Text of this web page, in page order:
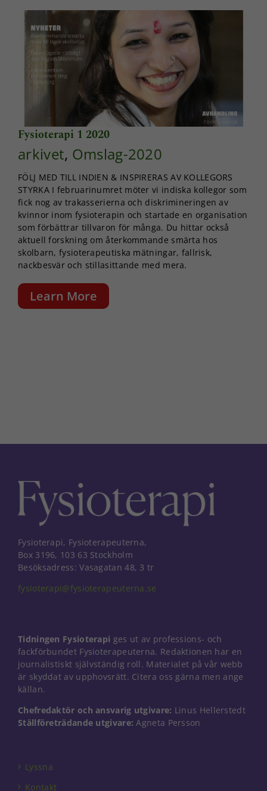
Fysioterapi 1 2020
arkivet, Omslag-2020
FÖLJ MED TILL INDIEN & INSPIRERAS AV KOLLEGORS
STYRKA I februarinumret möter vi indiska kollegor som
fick nog av trakasserierna och diskrimineringen av
kvinnor inom fysioterapin och startade en organisation
som förbättrar tillvaron för många. Du hittar också
aktuell forskning om återkommande smärta hos
skolbarn, fysioterapeutiska mätningar, fallrisk,
nackbesvär och stillasittande med mera.
Learn More
Fysioterapi, Fysioterapeuterna,
Box 3196, 103 63 Stockholm
Besöksadress: Vasagatan 48, 3 tr
fysioterapi@fysioterapeuterna.se
Tidningen Fysioterapi ges ut av professions- och
fackförbundet Fysioterapeuterna. Redaktionen har en
journalistiskt självständig roll. Materialet på vår webb
är skyddat av upphovsrätt. Citera oss gärna men ange
källan.
Chefredaktör och ansvarig utgivare: Linus Hellerstedt
Ställföreträdande utgivare: Agneta Persson
Lyssna
Kontakt
baserat på
hur
hemsidan
Upplevelse
För att vår
hemsida ska
prestera så
ditt besök.
de här
kakorna
kommer viss
funktionalitet
att försvinna
från
hemsidan.